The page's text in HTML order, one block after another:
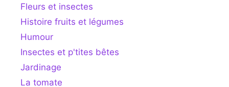
Fleurs et insectes
Histoire fruits et légumes
Humour
Insectes et p'tites bêtes
Jardinage
La tomate